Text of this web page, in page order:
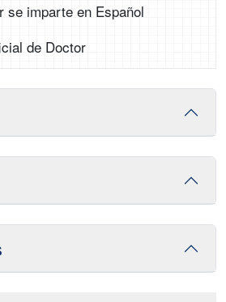
se imparte en Español
de Doctor